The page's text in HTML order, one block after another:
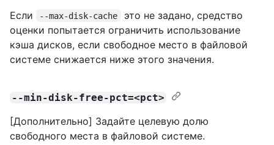
Если
--max-disk-cache
это не задано, средство
оценки попытается ограничить использование
кэша дисков, если свободное место в файловой
системе снижается ниже этого значения.
--min-disk-free-pct=<pct>
[Дополнительно] Задайте целевую долю
свободного места в файловой системе.